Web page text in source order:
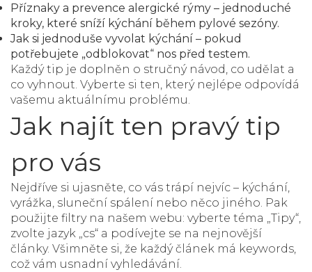
Příznaky a prevence alergické rýmy – jednoduché
kroky, které sníží kýchání během pylové sezóny.
Jak si jednoduše vyvolat kýchání – pokud
potřebujete „odblokovat“ nos před testem.
Každý tip je doplněn o stručný návod, co udělat a
co vyhnout. Vyberte si ten, který nejlépe odpovídá
vašemu aktuálnímu problému.
Jak najít ten pravý tip
pro vás
Nejdříve si ujasněte, co vás trápí nejvíc – kýchání,
vyrážka, sluneční spálení nebo něco jiného. Pak
použijte filtry na našem webu: vyberte téma „Tipy“,
zvolte jazyk „cs“ a podívejte se na nejnovější
články. Všimněte si, že každý článek má keywords,
což vám usnadní vyhledávání.